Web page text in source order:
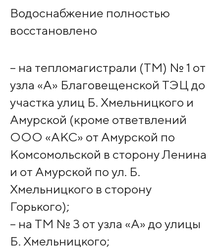
Водоснабжение полностью
восстановлено
– на тепломагистрали (ТМ) № 1 от
узла «А» Благовещенской ТЭЦ до
участка улиц Б. Хмельницкого и
Амурской (кроме ответвлений
ООО «АКС» от Амурской по
Комсомольской в сторону Ленина
и от Амурской по ул. Б.
Хмельницкого в сторону
Горького);
– на ТМ № 3 от узла «А» до улицы
Б. Хмельницкого;